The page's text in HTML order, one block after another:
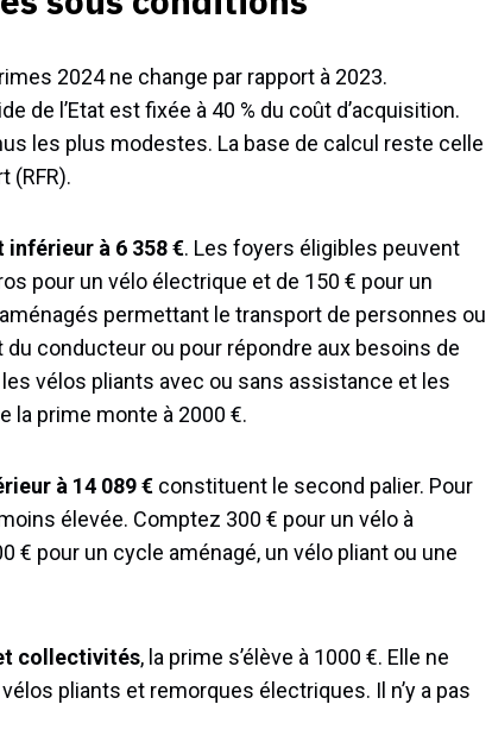
2024 ne change par rapport à 2023.
de l’Etat est fixée à 40 % du coût d’acquisition.
les plus modestes. La base de calcul reste celle
(RFR).
inférieur à 6 358 €. Les foyers éligibles peuvent
pour un vélo électrique et de 150 € pour un
permettant le transport de personnes ou
du conducteur ou pour répondre aux besoins de
vélos pliants avec ou sans assistance et les
la prime monte à 2000 €.
à 14 089 € constituent le second palier. Pour
élevée. Comptez 300 € pour un vélo à
€ pour un cycle aménagé, un vélo pliant ou une
collectivités, la prime s’élève à 1000 €. Elle ne
pliants et remorques électriques. Il n’y a pas